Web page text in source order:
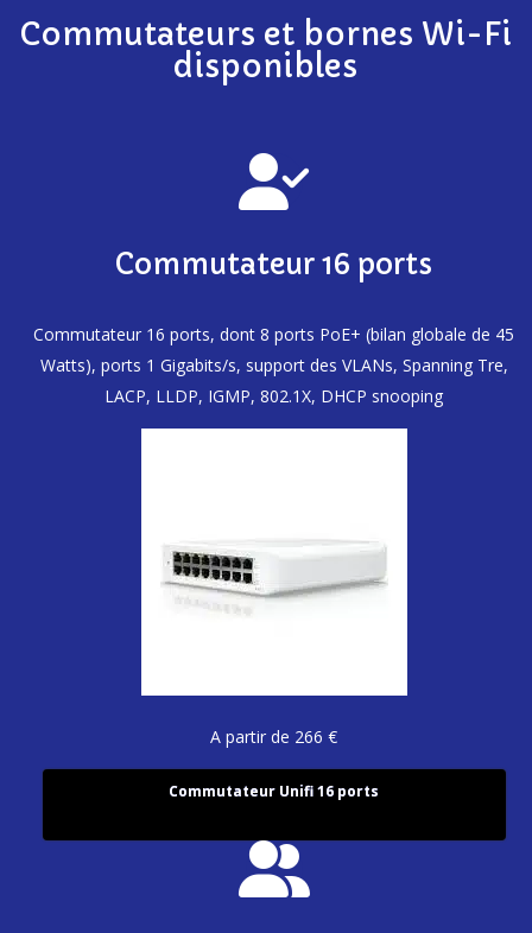
Commutateurs et bornes Wi-Fi
disponibles
Commutateur 16 ports
Commutateur 16 ports, dont 8 ports PoE+ (bilan globale de 45
Watts), ports 1 Gigabits/s, support des VLANs, Spanning Tre,
LACP, LLDP, IGMP, 802.1X, DHCP snooping
A partir de 266 €
Commutateur Unifi 16 ports